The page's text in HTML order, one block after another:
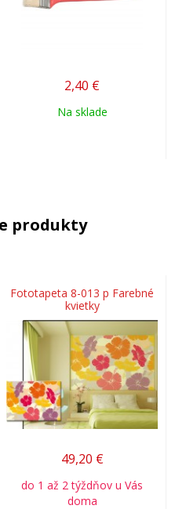
2,40 €
Na sklade
produkty
Fototapeta 8-013 p Farebné
kvietky
49,20 €
do 1 až 2 týždňov u Vás
doma